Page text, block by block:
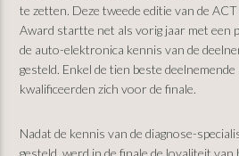
te zetten. Deze tweede editie van de
Award startte net als vorig jaar met een
de auto-elektronica kennis van de
gesteld. Enkel de tien beste
kwalificeerden zich voor de finale.
Nadat de kennis van de diagnose-
gesteld, werd in de finale de loyaliteit